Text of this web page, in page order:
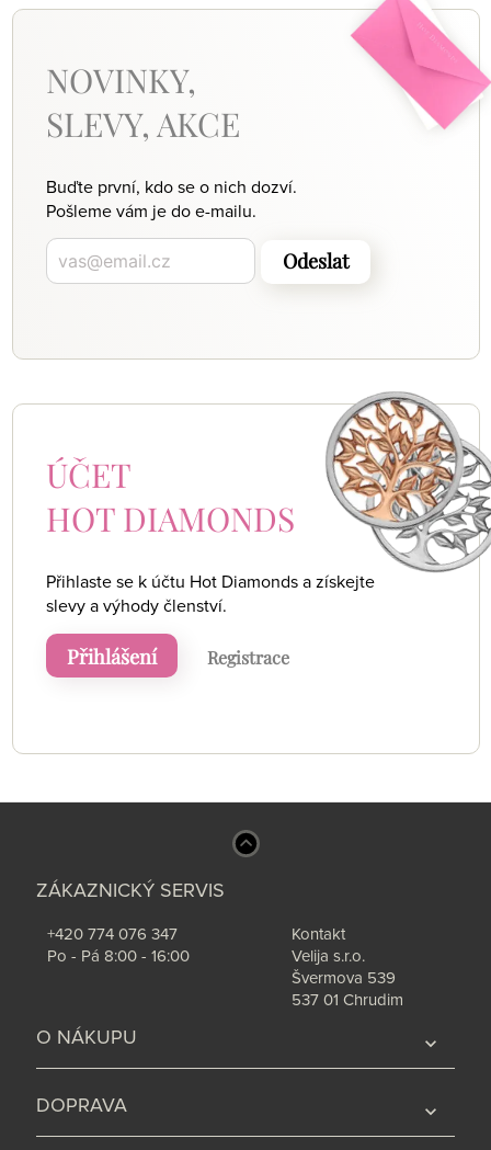
NOVINKY,
SLEVY, AKCE
Buďte první, kdo se o nich dozví.
Pošleme vám je do e-mailu.
Odeslat
ÚČET
HOT DIAMONDS
Přihlaste se k účtu Hot Diamonds a získejte
slevy a výhody členství.
Přihlášení Registrace
ZÁKAZNICKÝ SERVIS
+420 774 076 347
Po - Pá 8:00 - 16:00
Kontakt
Velija s.r.o.
Švermova 539
537 01 Chrudim
expand_more
O NÁKUPU
expand_more
DOPRAVA